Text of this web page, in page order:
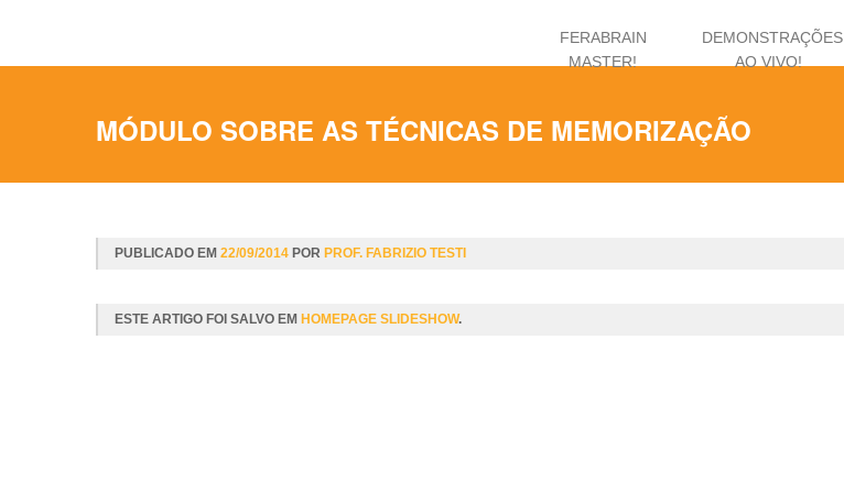
FERABRAIN
MASTER!
DEMONSTRAÇÕES
AO VIVO!
MÓDULO SOBRE AS TÉCNICAS DE MEMORIZAÇÃO
PUBLICADO EM 22/09/2014 POR PROF. FABRIZIO TESTI
ESTE ARTIGO FOI SALVO EM HOMEPAGE SLIDESHOW.